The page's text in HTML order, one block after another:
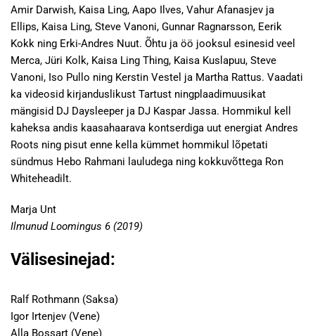
Amir Darwish, Kaisa Ling, Aapo Ilves, Vahur Afanasjev ja
Ellips, Kaisa Ling, Steve Vanoni, Gunnar Ragnarsson, Eerik
Kokk ning Erki-Andres Nuut. Õhtu ja öö jooksul esinesid veel
Merca, Jüri Kolk, Kaisa Ling Thing, Kaisa Kuslapuu, Steve
Vanoni, Iso Pullo ning Kerstin Vestel ja Martha Rattus. Vaadati
ka videosid kirjanduslikust Tartust ningplaadimuusikat
mängisid DJ Daysleeper ja DJ Kaspar Jassa. Hommikul kell
kaheksa andis kaasahaarava kontserdiga uut energiat Andres
Roots ning pisut enne kella kümmet hommikul lõpetati
sündmus Hebo Rahmani lauludega ning kokkuvõttega Ron
Whiteheadilt.
Marja Unt
Ilmunud Loomingus 6 (2019)
Välisesinejad:
Ralf Rothmann (Saksa)
Igor Irtenjev (Vene)
Alla Bossart (Vene)